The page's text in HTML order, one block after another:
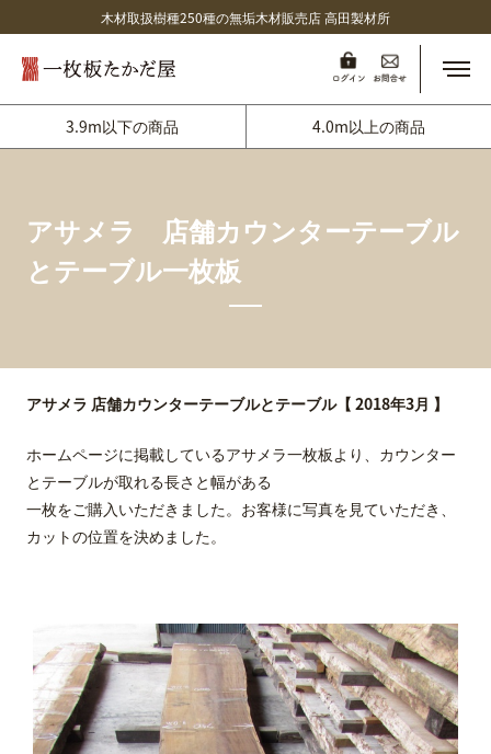
木材取扱樹種250種の無垢木材販売店 高田製材所
メニ
3.9m以下の商品 4.0m以上の商品
アサメラ 店舗カウンターテーブル
とテーブル一枚板
アサメラ 店舗カウンターテーブルとテーブル【 2018年3月 】
ホームページに掲載しているアサメラ一枚板より、カウンター
とテーブルが取れる長さと幅がある
一枚をご購入いただきました。お客様に写真を見ていただき、
カットの位置を決めました。